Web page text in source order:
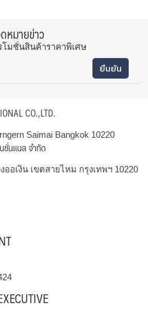
หมายข่าว
โมชั่นสินค้าราคาพิเศษ
CO.,LTD.
Saimai Bangkok 10220
ชั่นแนล จำกัด
อเงิน เขตสายไหม กรุงเทพฯ 10220